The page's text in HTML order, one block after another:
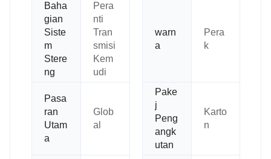
Baha
gian
Siste
m
Stere
ng
Pera
nti
Tran
smisi
Kem
udi
warn
a
Pera
k
Pasa
ran
Utam
a
Glob
al
Pake
j
Peng
angk
utan
Karto
n